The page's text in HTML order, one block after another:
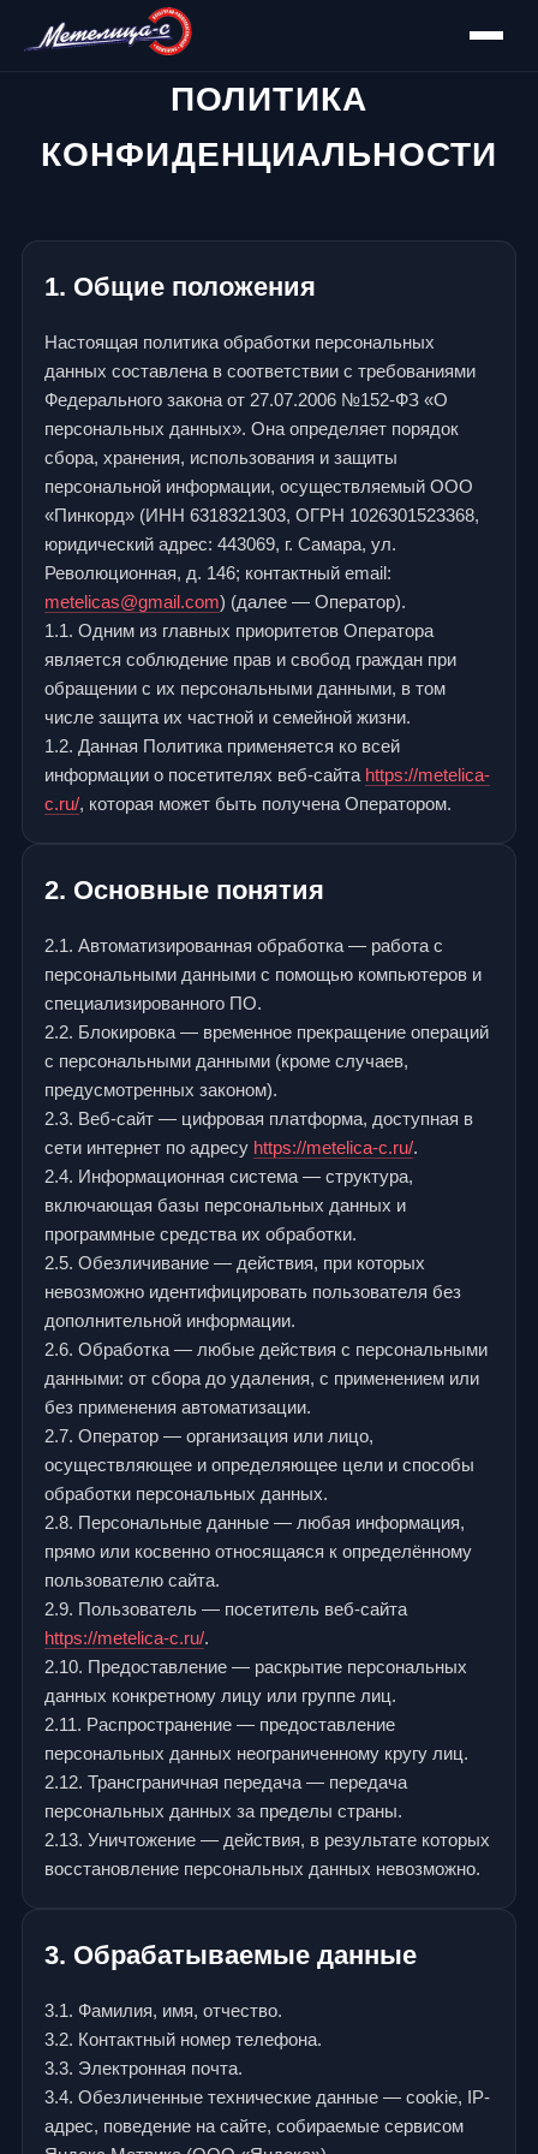
ПОЛИТИКА
КОНФИДЕНЦИАЛЬНОСТИ
1. Общие положения
Настоящая политика обработки персональных
данных составлена в соответствии с требованиями
Федерального закона от 27.07.2006 №152-ФЗ «О
персональных данных». Она определяет порядок
сбора, хранения, использования и защиты
персональной информации, осуществляемый ООО
«Пинкорд» (ИНН 6318321303, ОГРН 1026301523368,
юридический адрес: 443069, г. Самара, ул.
Революционная, д. 146; контактный email:
metelicas@gmail.com) (далее — Оператор).
1.1. Одним из главных приоритетов Оператора
является соблюдение прав и свобод граждан при
обращении с их персональными данными, в том
числе защита их частной и семейной жизни.
1.2. Данная Политика применяется ко всей
информации о посетителях веб-сайта https://metelica-
c.ru/, которая может быть получена Оператором.
2. Основные понятия
2.1. Автоматизированная обработка — работа с
персональными данными с помощью компьютеров и
специализированного ПО.
2.2. Блокировка — временное прекращение операций
с персональными данными (кроме случаев,
предусмотренных законом).
2.3. Веб-сайт — цифровая платформа, доступная в
сети интернет по адресу https://metelica-c.ru/.
2.4. Информационная система — структура,
включающая базы персональных данных и
программные средства их обработки.
2.5. Обезличивание — действия, при которых
невозможно идентифицировать пользователя без
дополнительной информации.
2.6. Обработка — любые действия с персональными
данными: от сбора до удаления, с применением или
без применения автоматизации.
2.7. Оператор — организация или лицо,
осуществляющее и определяющее цели и способы
обработки персональных данных.
2.8. Персональные данные — любая информация,
прямо или косвенно относящаяся к определённому
пользователю сайта.
2.9. Пользователь — посетитель веб-сайта
https://metelica-c.ru/.
2.10. Предоставление — раскрытие персональных
данных конкретному лицу или группе лиц.
2.11. Распространение — предоставление
персональных данных неограниченному кругу лиц.
2.12. Трансграничная передача — передача
персональных данных за пределы страны.
2.13. Уничтожение — действия, в результате которых
восстановление персональных данных невозможно.
3. Обрабатываемые данные
3.1. Фамилия, имя, отчество.
3.2. Контактный номер телефона.
3.3. Электронная почта.
3.4. Обезличенные технические данные — cookie, IP-
адрес, поведение на сайте, собираемые сервисом